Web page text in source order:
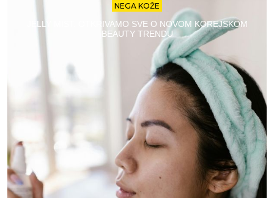
NEGA KOŽE
JELLY MIST: OTKRIVAMO SVE O NOVOM KOREJSKOM
BEAUTY TRENDU